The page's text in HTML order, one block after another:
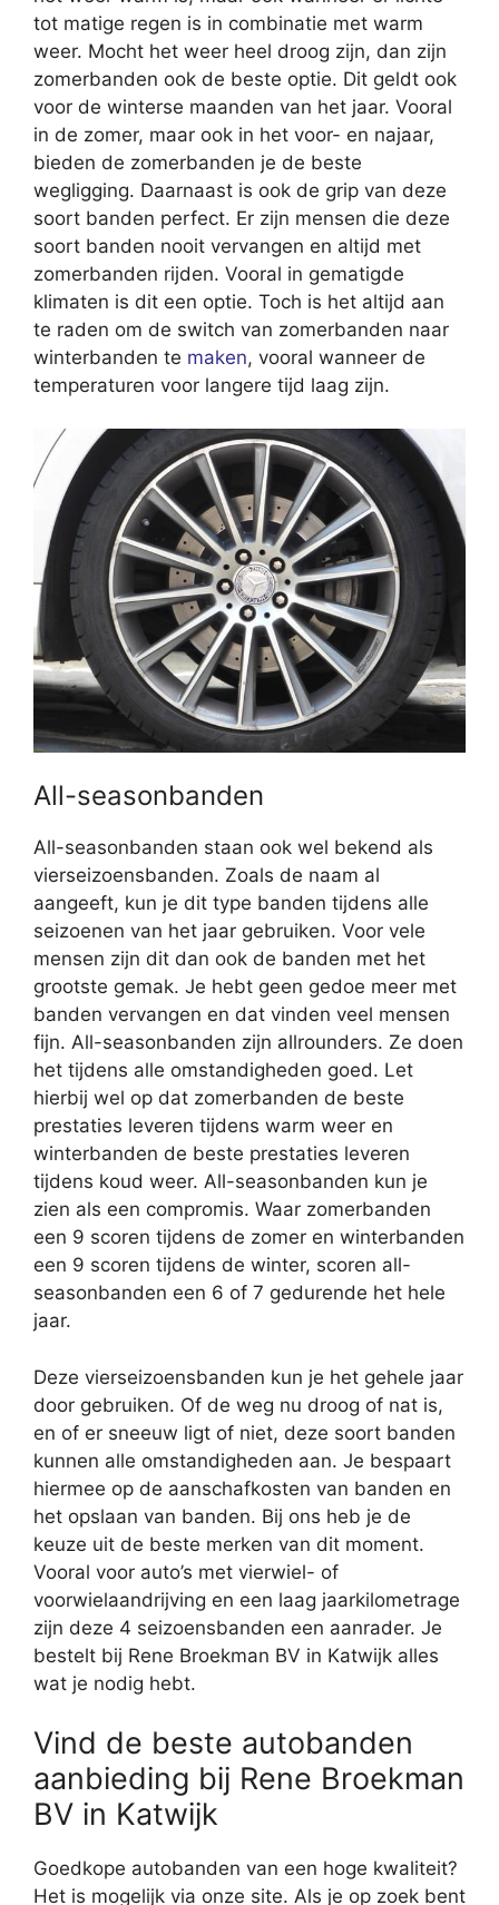
tot matige regen is in combinatie met warm
weer. Mocht het weer heel droog zijn, dan zijn
zomerbanden ook de beste optie. Dit geldt ook
voor de winterse maanden van het jaar. Vooral
in de zomer, maar ook in het voor- en najaar,
bieden de zomerbanden je de beste
wegligging. Daarnaast is ook de grip van deze
soort banden perfect. Er zijn mensen die deze
soort banden nooit vervangen en altijd met
zomerbanden rijden. Vooral in gematigde
klimaten is dit een optie. Toch is het altijd aan
te raden om de switch van zomerbanden naar
winterbanden te maken, vooral wanneer de
temperaturen voor langere tijd laag zijn.
All-seasonbanden
All-seasonbanden staan ook wel bekend als
vierseizoensbanden. Zoals de naam al
aangeeft, kun je dit type banden tijdens alle
seizoenen van het jaar gebruiken. Voor vele
mensen zijn dit dan ook de banden met het
grootste gemak. Je hebt geen gedoe meer met
banden vervangen en dat vinden veel mensen
fijn. All-seasonbanden zijn allrounders. Ze doen
het tijdens alle omstandigheden goed. Let
hierbij wel op dat zomerbanden de beste
prestaties leveren tijdens warm weer en
winterbanden de beste prestaties leveren
tijdens koud weer. All-seasonbanden kun je
zien als een compromis. Waar zomerbanden
een 9 scoren tijdens de zomer en winterbanden
een 9 scoren tijdens de winter, scoren all-
seasonbanden een 6 of 7 gedurende het hele
jaar.
Deze vierseizoensbanden kun je het gehele jaar
door gebruiken. Of de weg nu droog of nat is,
en of er sneeuw ligt of niet, deze soort banden
kunnen alle omstandigheden aan. Je bespaart
hiermee op de aanschafkosten van banden en
het opslaan van banden. Bij ons heb je de
keuze uit de beste merken van dit moment.
Vooral voor auto’s met vierwiel- of
voorwielaandrijving en een laag jaarkilometrage
zijn deze 4 seizoensbanden een aanrader. Je
bestelt bij Rene Broekman BV in Katwijk alles
wat je nodig hebt.
Vind de beste autobanden
aanbieding bij Rene Broekman
BV in Katwijk
Goedkope autobanden van een hoge kwaliteit?
Het is mogelijk via onze site. Als je op zoek bent